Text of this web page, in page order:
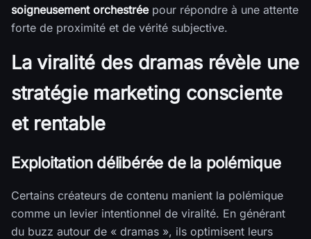
soigneusement orchestréepour répondre à une attente
forte de proximité et de vérité subjective.
La viralité des dramas révèle une
stratégie marketing consciente
et rentable
Exploitation délibérée de la polémique
Certains créateurs de contenu manient la polémique
comme un levier intentionnel de viralité. En générant
du buzz autour de « dramas », ils optimisent leurs